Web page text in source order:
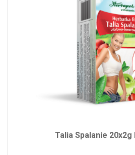
Talia Spalanie 20x2g